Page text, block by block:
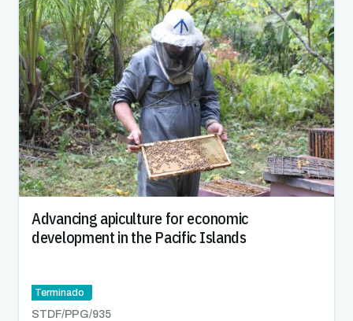
Advancing apiculture for economic
development in the Pacific Islands
Terminado
STDF/PPG/935